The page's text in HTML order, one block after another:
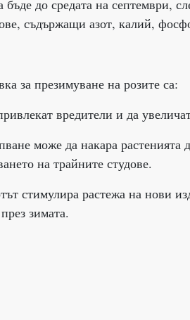
до средата на септември,
съдържащи азот, калий,
за презимуване на розите са:
вредители и да
може да накара растенията
на трайните студове.
стимулира растежа на нови
зимата.